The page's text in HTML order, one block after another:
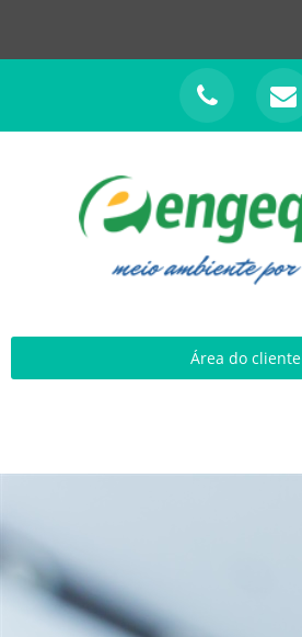
Área do cliente